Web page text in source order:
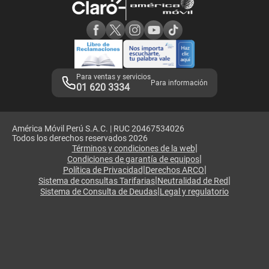
Adquirientes iPhone 6, 6S y SE
Mensaje de Seguridad
Términos y Condiciones de Tienda Claro
Libro de Reclamaciones
Legales de marketplace
Para ventas y servicios
01 620 3334 Para información
América Móvil Perú S.A.C. | RUC 20467534026
Todos los derechos reservados 2026
Términos y condiciones de la web|
Condiciones de garantía de equipos|
Política de Privacidad|Derechos ARCO|
Sistema de consultas Tarifarias|Neutralidad de Red|
Sistema de Consulta de Deudas|Legal y regulatorio